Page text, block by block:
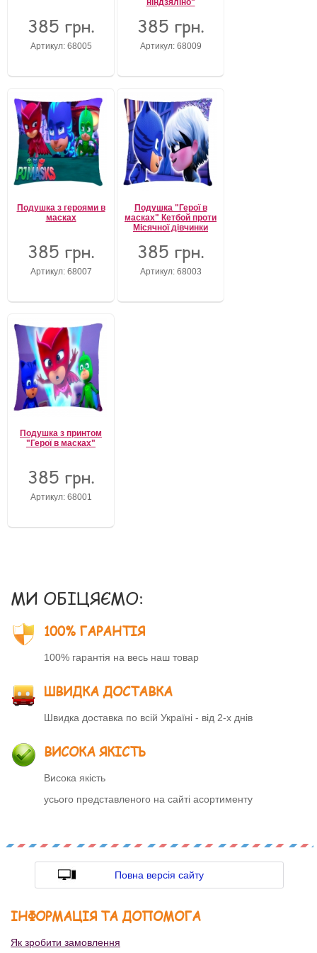
Забули свій пароль?
Забули своє Ім’я Користувача?
Зареєструватися
385 грн.
Артикул: 68005
ніндзяліно"
385 грн.
Артикул: 68009
Подушка з героями в
масках
385 грн.
Артикул: 68007
Подушка "Герої в
масках" Кетбой проти
Місячної дівчинки
385 грн.
Артикул: 68003
Подушка з принтом
"Герої в масках"
385 грн.
Артикул: 68001
МИ ОБІЦЯЄМО:
100% ГАРАНТІЯ
100% гарантія на весь наш товар
ШВИДКА ДОСТАВКА
Швидка доставка по всій Україні - від 2-х днів
ВИСОКА ЯКІСТЬ
Висока якість
усього представленого на сайті асортименту
Повна версія сайту
ІНФОРМАЦІЯ ТА ДОПОМОГА
Як зробити замовлення